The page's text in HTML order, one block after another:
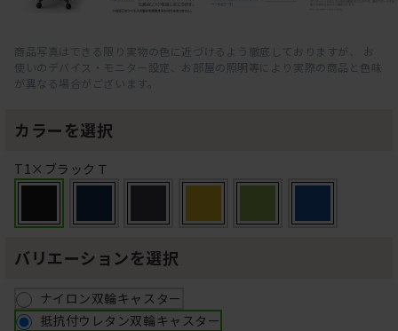
商品写真はできる限り実物の色に近づけるよう徹底しておりますが、 お
使いのデバイス・モニター設定、お部屋の照明等により実際の商品と色味
が異なる場合がございます。
カラーを選択
T1×ブラックＴ
バリエーションを選択
ナイロン双輪キャスター
抵抗付ウレタン双輪キャスター